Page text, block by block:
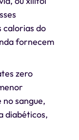
calorias do
fornecem
zero
no sangue,
diabéticos,